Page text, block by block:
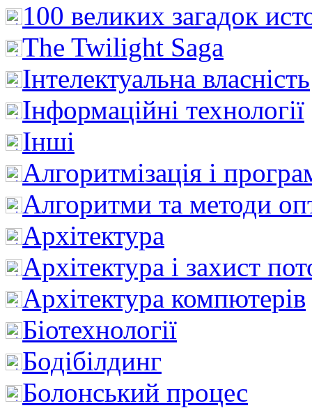
100 великих загадок
The Twilight Saga
Інтелектуальна влaсність
Інформаційні технології
Інші
Алгоритмізація і
Алгоритми та методи
Архітектура
Архітектура і захист
Архітектура компютерів
Біотехнології
Бодібілдинг
Болонський процес